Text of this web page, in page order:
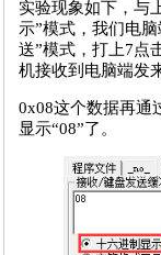
实验现象如下，与
示”模式，我们电
送”模式，打上7点
机接收到电脑端发
0x08这个数据再通
显示“08”了。